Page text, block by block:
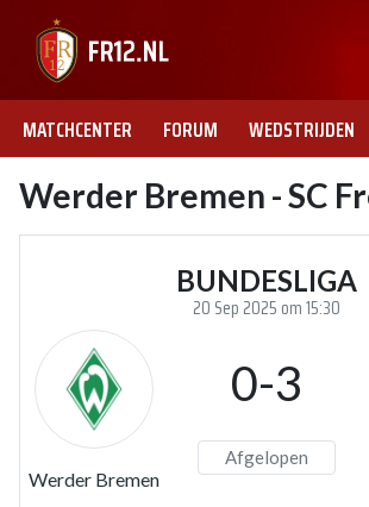
MATCHCENTER FORUM WEDSTRIJDEN
Werder Bremen - SC
BUNDESLIGA
20 Sep 2025 om 15:30
Werder Bremen
0-3
Afgelopen